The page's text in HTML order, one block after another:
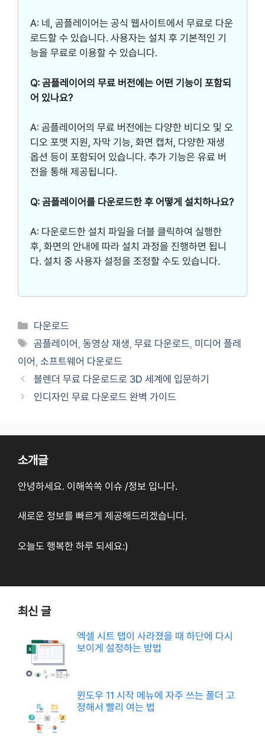
A: 네, 곰플레이어는 공식 웹사이트에서 무료로 다운
로드할 수 있습니다. 사용자는 설치 후 기본적인 기
능을 무료로 이용할 수 있습니다.
Q: 곰플레이어의 무료 버전에는 어떤 기능이 포함되
어 있나요?
A: 곰플레이어의 무료 버전에는 다양한 비디오 및 오
디오 포맷 지원, 자막 기능, 화면 캡처, 다양한 재생
옵션 등이 포함되어 있습니다. 추가 기능은 유료 버
전을 통해 제공됩니다.
Q: 곰플레이어를 다운로드한 후 어떻게 설치하나요?
A: 다운로드한 설치 파일을 더블 클릭하여 실행한
후, 화면의 안내에 따라 설치 과정을 진행하면 됩니
다. 설치 중 사용자 설정을 조정할 수도 있습니다.
카
테
리
다운로드
태
그
곰플레이어 ,동영상 재생 ,무료 다운로드 미디어 플레
이어 소프트웨어 다운로드
블렌더 무료 다운로드로 3D 세계에 입문하기
인디자인 무료 다운로드 완벽 가이드
소개글
안녕하세요. 이해쏙쏙 이슈 /정보 입니다.
새로운 정보를 빠르게 제공해드리겠습니다.
오늘도 행복한 하루 되세요:)
최신 글
엑셀 시트 탭이 사라졌을 때 하단에 다시
보이게 설정하는 방법
윈도우 11 시작 메뉴에 자주 쓰는 폴더 고
정해서 빨리 여는 법